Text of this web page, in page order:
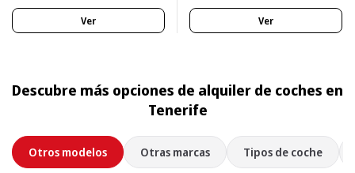
Ver Ver
Descubre más opciones de alquiler de coches en
Tenerife
Otros modelos Otras marcas Tipos de coche